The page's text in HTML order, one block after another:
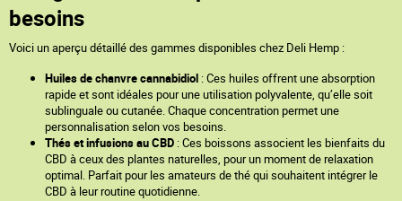
besoins
Voici un aperçu détaillé des gammes disponibles chez Deli Hemp :
Huiles de chanvre cannabidiol : Ces huiles offrent une absorption
rapide et sont idéales pour une utilisation polyvalente, qu’elle soit
sublinguale ou cutanée. Chaque concentration permet une
personnalisation selon vos besoins.
Thés et infusions au CBD : Ces boissons associent les bienfaits du
CBD à ceux des plantes naturelles, pour un moment de relaxation
optimal. Parfait pour les amateurs de thé qui souhaitent intégrer le
CBD à leur routine quotidienne.